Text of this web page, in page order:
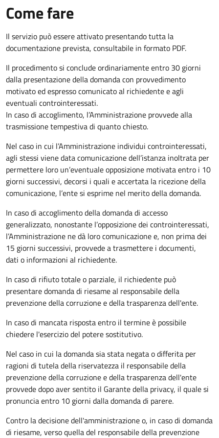
Come fare
Il servizio può essere attivato presentando tutta la
documentazione prevista, consultabile in formato PDF.
Il procedimento si conclude ordinariamente entro 30 giorni
dalla presentazione della domanda con provvedimento
motivato ed espresso comunicato al richiedente e agli
eventuali controinteressati.
In caso di accoglimento, l’Amministrazione provvede alla
trasmissione tempestiva di quanto chiesto.
Nel caso in cui l’Amministrazione individui controinteressati,
agli stessi viene data comunicazione dell’istanza inoltrata per
permettere loro un’eventuale opposizione motivata entro i 10
giorni successivi, decorsi i quali e accertata la ricezione della
comunicazione, l’ente si esprime nel merito della domanda.
In caso di accoglimento della domanda di accesso
generalizzato, nonostante l’opposizione dei controinteressati,
l’Amministrazione ne dà loro comunicazione e, non prima dei
15 giorni successivi, provvede a trasmettere i documenti,
dati o informazioni al richiedente.
In caso di rifiuto totale o parziale, il richiedente può
presentare domanda di riesame al responsabile della
prevenzione della corruzione e della trasparenza dell'ente.
In caso di mancata risposta entro il termine è possibile
chiedere l'esercizio del potere sostitutivo.
Nel caso in cui la domanda sia stata negata o differita per
ragioni di tutela della riservatezza il responsabile della
prevenzione della corruzione e della trasparenza dell'ente
provvede dopo aver sentito il Garante della privacy, il quale si
pronuncia entro 10 giorni dalla domanda di parere.
Contro la decisione dell'amministrazione o, in caso di domanda
di riesame, verso quella del responsabile della prevenzione